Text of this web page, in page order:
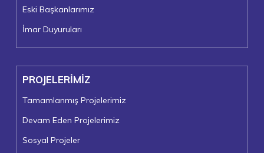
Eski Başkanlarımız
İmar Duyuruları
PROJELERİMİZ
Tamamlanmış Projelerimiz
Devam Eden Projelerimiz
Sosyal Projeler